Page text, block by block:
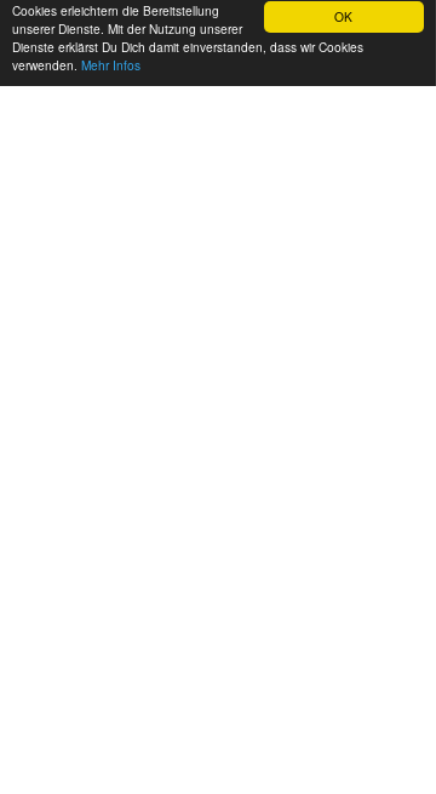
OK
Cookies erleichtern die Bereitstellung
unserer Dienste. Mit der Nutzung unserer
Dienste erklärst Du Dich damit einverstanden, dass wir Cookies
verwenden. Mehr Infos